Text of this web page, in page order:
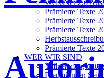
WeissNet 2.6
Prämierte Texte
Prämierte Texte
Prämierte Texte
Prämierte Texte
WER WIR SIND
Teilnehmen,
Freundinnen